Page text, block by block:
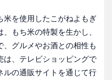
米を使用したこがねよもぎ
もち米の特製を生かし、
、グルメやお酒との相性も
は、テレビショッピングで
ルの通販サイトを通じて行